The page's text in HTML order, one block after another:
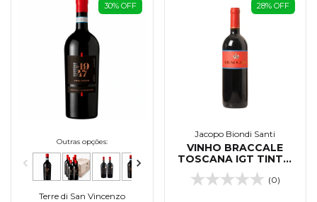
30% OFF
Outras opções:
Terre di San Vincenzo
28% OFF
Jacopo Biondi Santi
VINHO BRACCALE
TOSCANA IGT TINTO
750 ML - 2023
(0)